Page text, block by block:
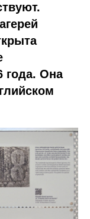
года. Она